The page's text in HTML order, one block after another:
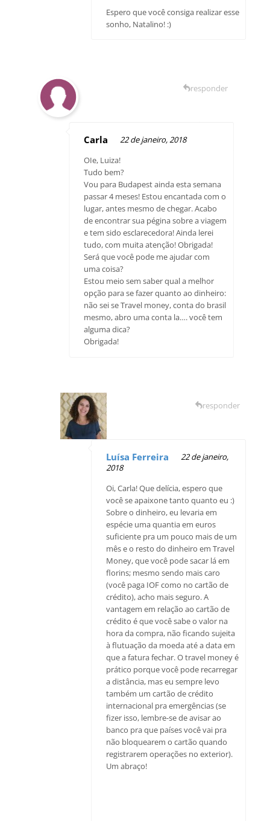
Espero que você consiga realizar esse
sonho, Natalino! :)
Carla
22 de janeiro, 2018
OIe, Luiza!
Tudo bem?
Vou para Budapest ainda esta semana
passar 4 meses! Estou encantada com o
lugar, antes mesmo de chegar. Acabo
de encontrar sua pégina sobre a viagem
e tem sido esclarecedora! Ainda lerei
tudo, com muita atenção! Obrigada!
Será que você pode me ajudar com
uma coisa?
Estou meio sem saber qual a melhor
opção para se fazer quanto ao dinheiro:
não sei se Travel money, conta do brasil
mesmo, abro uma conta la…. você tem
alguma dica?
Obrigada!
responder
Luísa Ferreira
22 de janeiro,
2018
Oi, Carla! Que delícia, espero que
você se apaixone tanto quanto eu :)
Sobre o dinheiro, eu levaria em
espécie uma quantia em euros
suficiente pra um pouco mais de um
mês e o resto do dinheiro em Travel
Money, que você pode sacar lá em
florins; mesmo sendo mais caro
(você paga IOF como no cartão de
crédito), acho mais seguro. A
vantagem em relação ao cartão de
crédito é que você sabe o valor na
hora da compra, não ficando sujeita
à flutuação da moeda até a data em
que a fatura fechar. O travel money é
prático porque você pode recarregar
a distância, mas eu sempre levo
também um cartão de crédito
internacional pra emergências (se
fizer isso, lembre-se de avisar ao
banco pra que países você vai pra
não bloquearem o cartão quando
registrarem operações no exterior).
Um abraço!
responder